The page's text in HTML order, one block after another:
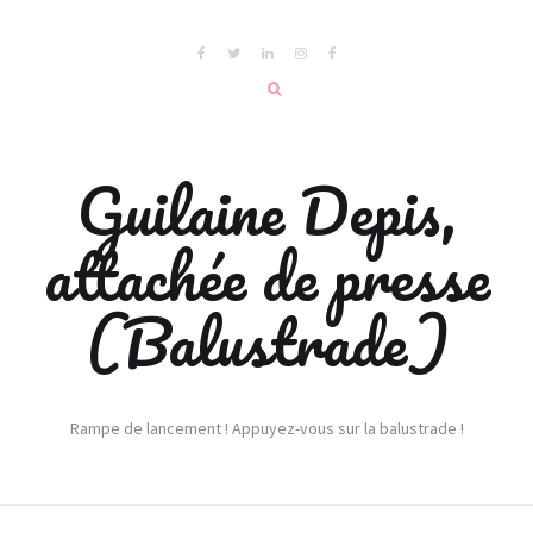
Guilaine Depis,
attachée de presse
(Balustrade)
Rampe de lancement ! Appuyez-vous sur la balustrade !